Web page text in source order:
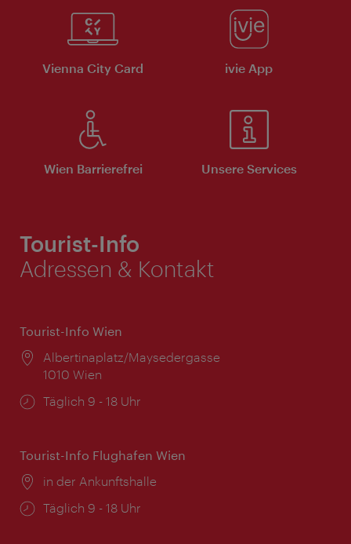
Vienna City Card ivie App
Wien Barrierefrei Unsere Services
Tourist-Info
Adressen & Kontakt
Tourist-Info Wien
Ort:
Albertinaplatz/Maysedergasse
1010 Wien
Öffnungszeiten:
Täglich 9 - 18 Uhr
Tourist-Info Flughafen Wien
Ort:
in der Ankunftshalle
Öffnungszeiten:
Täglich 9 - 18 Uhr